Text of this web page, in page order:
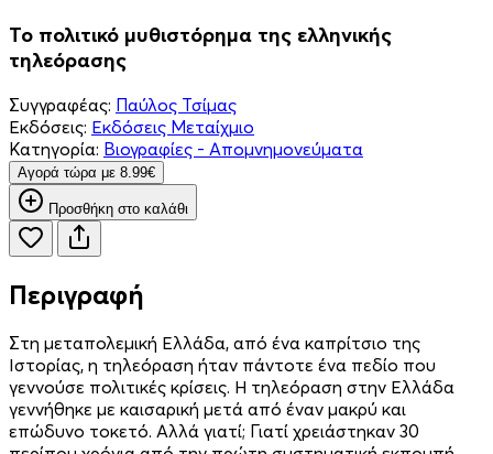
Το πολιτικό μυθιστόρημα της ελληνικής
τηλεόρασης
Συγγραφέας: Παύλος Τσίμας
Εκδόσεις: Εκδόσεις Μεταίχμιο
Κατηγορία: Βιογραφίες - Απομνημονεύματα
Aγορά τώρα με 8.99€
Προσθήκη στο καλάθι
Περιγραφή
Στη μεταπολεμική Ελλάδα, από ένα καπρίτσιο της
Ιστορίας, η τηλεόραση ήταν πάντοτε ένα πεδίο που
γεννούσε πολιτικές κρίσεις. Η τηλεόραση στην Ελλάδα
γεννήθηκε με καισαρική μετά από έναν μακρύ και
επώδυνο τοκετό. Αλλά γιατί; Γιατί χρειάστηκαν 30